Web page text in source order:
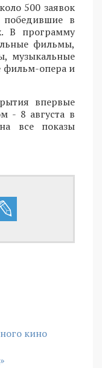
500 заявок
в
В программу
фильмы,
музыкальные
фильм-опера и
впервые
- 8 августа в
все показы
кино